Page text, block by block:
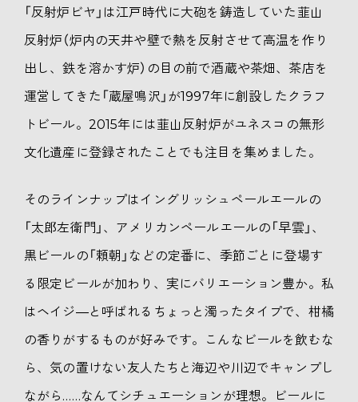
「反射炉ビヤ」は江戸時代に大砲を鋳造していた韮山
反射炉（炉内の天井や壁で熱を反射させて高温を作り
出し、鉄を溶かす炉）の目の前で酒蔵や茶畑、茶店を
運営してきた「蔵屋鳴沢」が1997年に創設したクラフ
トビール。2015年には韮山反射炉がユネスコの無形
文化遺産に登録されたことでも注目を集めました。
そのラインナップはイングリッシュペールエールの
「太郎左衛門」、アメリカンペールエールの「早雲」、
黒ビールの「頼朝」などの定番に、季節ごとに登場す
る限定ビールが加わり、実にバリエーション豊か。私
はヘイジ―と呼ばれるちょっと濁ったタイプで、柑橘
の香りがするものが好みです。こんなビールを飲むな
ら、気の置けない友人たちと海辺や川辺でキャンプし
ながら……なんてシチュエーションが理想。ビールに